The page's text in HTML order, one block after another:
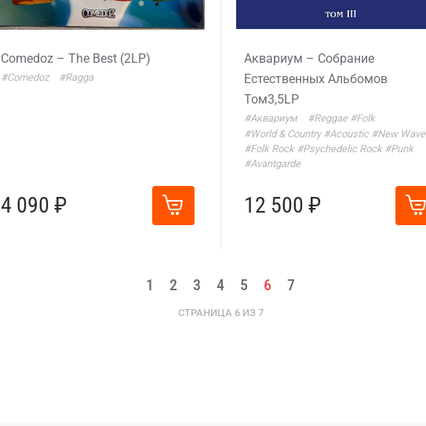
Comedoz – The Best (2LP)
#Comedoz #Ragga
4 090 ₽
Аквариум – Собрание
Естественных Альбомов
Том3,5LP
#Аквариум #Reggae #Folk
#World & Country #Acoustic #New Wave
#Folk Rock #Psychedelic Rock #Punk
#Avantgarde
12 500 ₽
1 2 3 4 5 6 7
СТРАНИЦА 6 ИЗ 7